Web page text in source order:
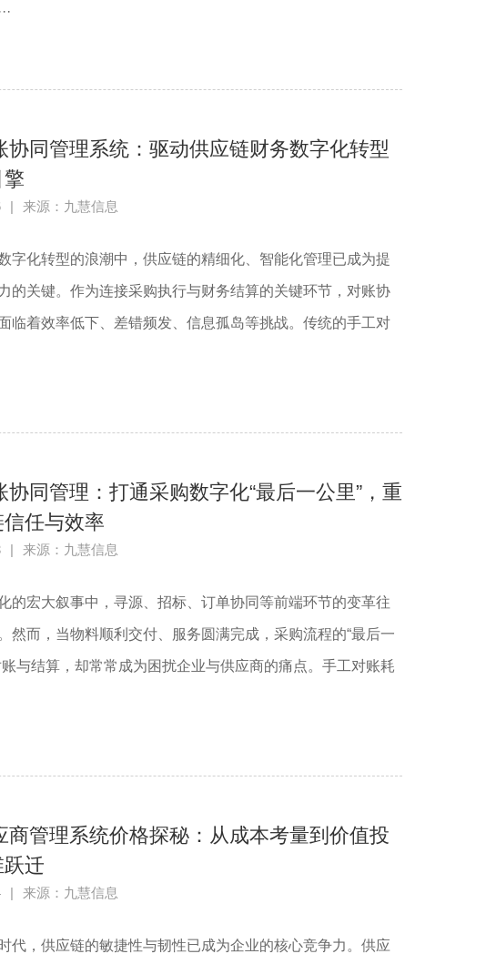
协同管理系统：驱动供应链财务数字化转型
| 来源：九慧信息
字化转型的浪潮中，供应链的精细化、智能化管理已成为提
的关键。作为连接采购执行与财务结算的关键环节，对账协
临着效率低下、差错频发、信息孤岛等挑战。传统的手工对
协同管理：打通采购数字化“最后一公里”，重
任与效率
| 来源：九慧信息
的宏大叙事中，寻源、招标、订单协同等前端环节的变革往
然而，当物料顺利交付、服务圆满完成，采购流程的“最后一
与结算，却常常成为困扰企业与供应商的痛点。手工对账耗
商管理系统价格探秘：从成本考量到价值投
迁
| 来源：九慧信息
代，供应链的敏捷性与韧性已成为企业的核心竞争力。供应